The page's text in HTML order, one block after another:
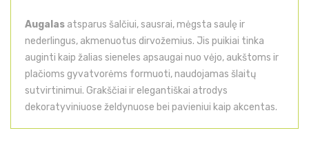
Augalas atsparus šalčiui, sausrai, mėgsta saulę ir
nederlingus, akmenuotus dirvožemius. Jis puikiai tinka
auginti kaip žalias sieneles apsaugai nuo vėjo, aukštoms ir
plačioms gyvatvorėms formuoti, naudojamas šlaitų
sutvirtinimui. Grakščiai ir elegantiškai atrodys
dekoratyviniuose želdynuose bei pavieniui kaip akcentas.